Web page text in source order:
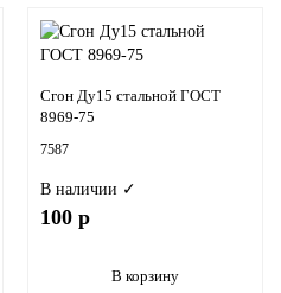
Сгон Ду15 стальной ГОСТ
8969-75
7587
В наличии ✓
100 р
В корзину